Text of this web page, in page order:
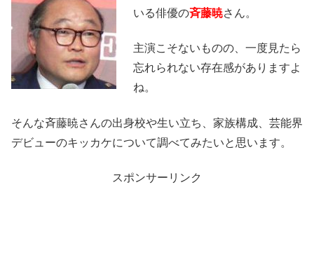
いる俳優の斉藤暁さん。
主演こそないものの、一度見たら
忘れられない存在感がありますよ
ね。
そんな斉藤暁さんの出身校や生い立ち、家族構成、芸能界
デビューのキッカケについて調べてみたいと思います。
スポンサーリンク